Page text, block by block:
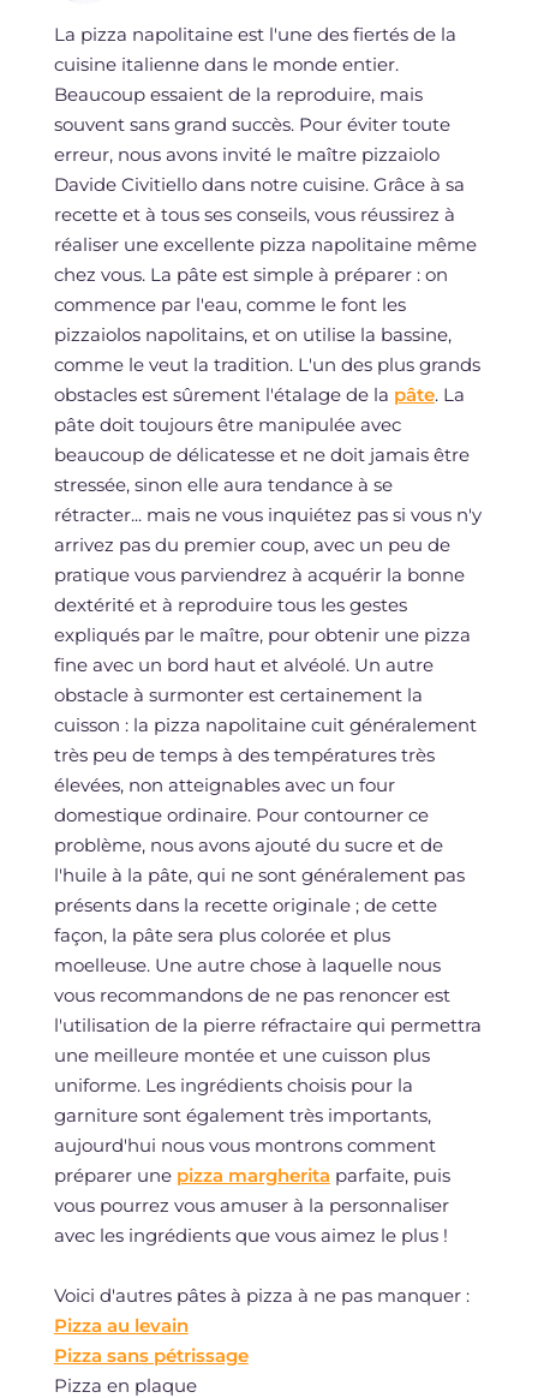
La pizza napolitaine est l'une des fiertés de la
cuisine italienne dans le monde entier.
Beaucoup essaient de la reproduire, mais
souvent sans grand succès. Pour éviter toute
erreur, nous avons invité le maître pizzaiolo
Davide Civitiello dans notre cuisine. Grâce à sa
recette et à tous ses conseils, vous réussirez à
réaliser une excellente pizza napolitaine même
chez vous. La pâte est simple à préparer : on
commence par l'eau, comme le font les
pizzaiolos napolitains, et on utilise la bassine,
comme le veut la tradition. L'un des plus grands
obstacles est sûrement l'étalage de la pâte. La
pâte doit toujours être manipulée avec
beaucoup de délicatesse et ne doit jamais être
stressée, sinon elle aura tendance à se
rétracter... mais ne vous inquiétez pas si vous n'y
arrivez pas du premier coup, avec un peu de
pratique vous parviendrez à acquérir la bonne
dextérité et à reproduire tous les gestes
expliqués par le maître, pour obtenir une pizza
fine avec un bord haut et alvéolé. Un autre
obstacle à surmonter est certainement la
cuisson : la pizza napolitaine cuit généralement
très peu de temps à des températures très
élevées, non atteignables avec un four
domestique ordinaire. Pour contourner ce
problème, nous avons ajouté du sucre et de
l'huile à la pâte, qui ne sont généralement pas
présents dans la recette originale ; de cette
façon, la pâte sera plus colorée et plus
moelleuse. Une autre chose à laquelle nous
vous recommandons de ne pas renoncer est
l'utilisation de la pierre réfractaire qui permettra
une meilleure montée et une cuisson plus
uniforme. Les ingrédients choisis pour la
garniture sont également très importants,
aujourd'hui nous vous montrons comment
préparer une pizza margherita parfaite, puis
vous pourrez vous amuser à la personnaliser
avec les ingrédients que vous aimez le plus !
Voici d'autres pâtes à pizza à ne pas manquer :
Pizza au levain
Pizza sans pétrissage
Pizza en plaque